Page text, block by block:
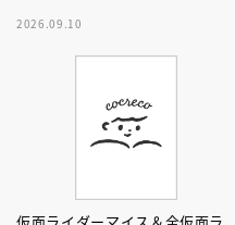
ベルトなど最新情報がバッチリ
分かる！
2026.09.10